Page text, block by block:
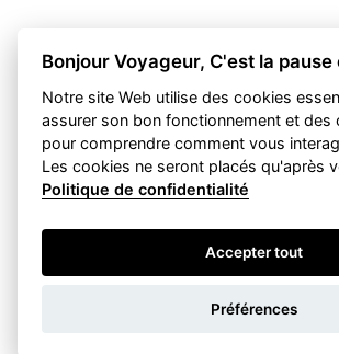
recherche
Bonjour Voyageur, C'est la pause
Notre site Web utilise des cookies
assurer son bon fonctionnement et des
pour comprendre comment vous
Les cookies ne seront placés qu'après
Politique de confidentialité
Accepter tout
Préférences